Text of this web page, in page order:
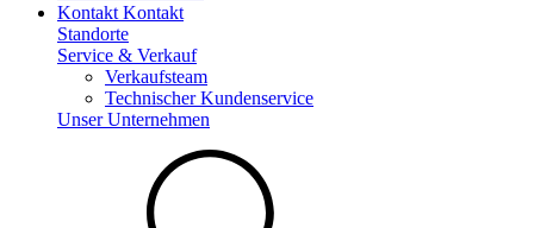
Kontakt Kontakt
Standorte
Service & Verkauf
Verkaufsteam
Technischer Kundenservice
Unser Unternehmen